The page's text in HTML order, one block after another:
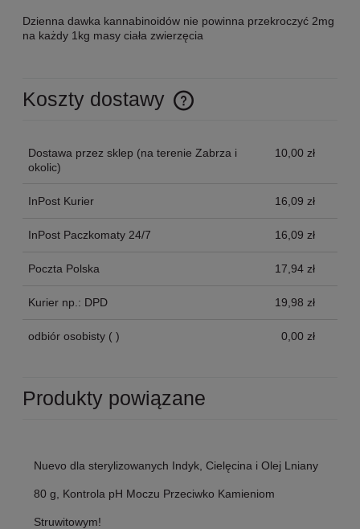
Dzienna dawka kannabinoidów nie powinna przekroczyć 2mg
na każdy 1kg masy ciała zwierzęcia
Koszty dostawy
Cena nie zawiera ewentualnych kosztów płatności
Dostawa przez sklep (na terenie Zabrza i
okolic)
10,00 zł
InPost Kurier 16,09 zł
InPost Paczkomaty 24/7 16,09 zł
Poczta Polska 17,94 zł
Kurier np.: DPD 19,98 zł
odbiór osobisty ( ) 0,00 zł
Produkty powiązane
Nuevo dla sterylizowanych Indyk, Cielęcina i Olej Lniany
80 g, Kontrola pH Moczu Przeciwko Kamieniom
Struwitowym!